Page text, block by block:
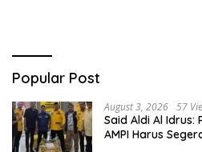
Popular Post
August 3, 2026 57
Said Aldi Al Idrus:
AMPI Harus